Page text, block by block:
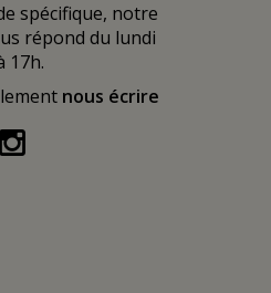
spécifique, notre
répond du lundi
17h.
nous écrire